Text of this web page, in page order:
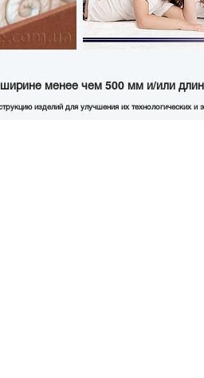
менее чем 500 мм и/или
изделий для улучшения их